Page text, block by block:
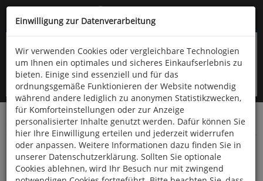
Kompletten Head der Seite überspringen
oder (06766) 9323-960
Startseite Bücher Verschiedene Sachgebiete
Vom Hintern
Einwilligung zur Datenverarbeitung
Wir verwenden Cookies oder vergleichbare Technologien
um Ihnen ein optimales und sicheres Einkaufserlebnis zu
bieten. Einige sind essenziell und für das
ordnungsgemäße Funktionieren der Website notwendig
während andere lediglich zu anonymen Statistikzwecken,
für Komforteinstellungen oder zur Anzeige
personalisierter Inhalte genutzt werden. Dafür können Sie
hier Ihre Einwilligung erteilen und jederzeit widerrufen
oder anpassen. Weitere Informationen dazu finden Sie in
unserer Datenschutzerklärung. Sollten Sie optionale
Cookies ablehnen, wird Ihr Besuch nur mit zwingend